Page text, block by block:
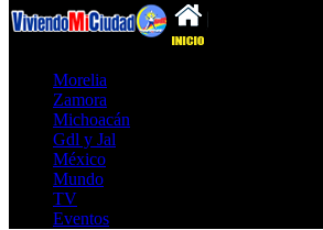
Morelia
Zamora
Michoacán
Gdl y Jal
México
Mundo
TV
Eventos